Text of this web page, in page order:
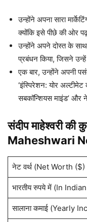
उन्होंने अपना सारा
क्योंकि इसे पीछे की ओर
उन्होंने अपने दोस्त के साथ
प्रबंधन किया, जिसने
एक बार, उन्होंने अपनी
‘इंस्पिरेशन: योर अल्टीमेट
सबकॉन्शियस माइंड’ और
संदीप माहेश्वरी
Maheshwari
नेट वर्थ (Net Worth ($)
भारतीय रुपये में (In
सालाना कमाई (Yearly